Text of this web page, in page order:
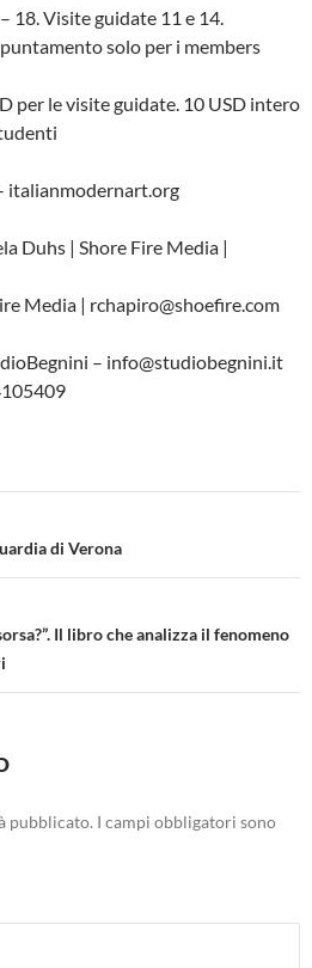
18. Visite guidate 11 e 14.
solo per i members
per le visite guidate. 10 USD intero
italianmodernart.org
Duhs | Shore Fire Media |
Media | rchapiro@shoefire.com
– info@studiobegnini.it
di Verona
Il libro che analizza il fenomeno
pubblicato. I campi obbligatori sono